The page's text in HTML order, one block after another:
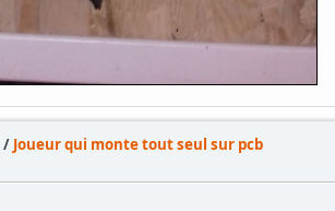
/ Joueur qui monte tout seul sur pcb